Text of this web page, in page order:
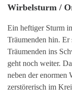
Wirbelsturm /
Ein heftiger Sturm
Träumenden hin. Er
Träumenden ins
geht noch weiter.
neben der enormen
zerstörerisch im